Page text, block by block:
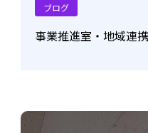
ブログ
事業推進室・地域連